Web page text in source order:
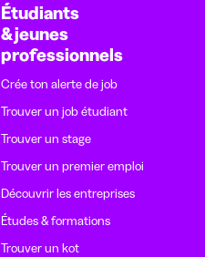
Étudiants
& jeunes
professionnels
Crée ton alerte de job
Trouver un job étudiant
Trouver un stage
Trouver un premier emploi
Découvrir les entreprises
Études & formations
Trouver un kot